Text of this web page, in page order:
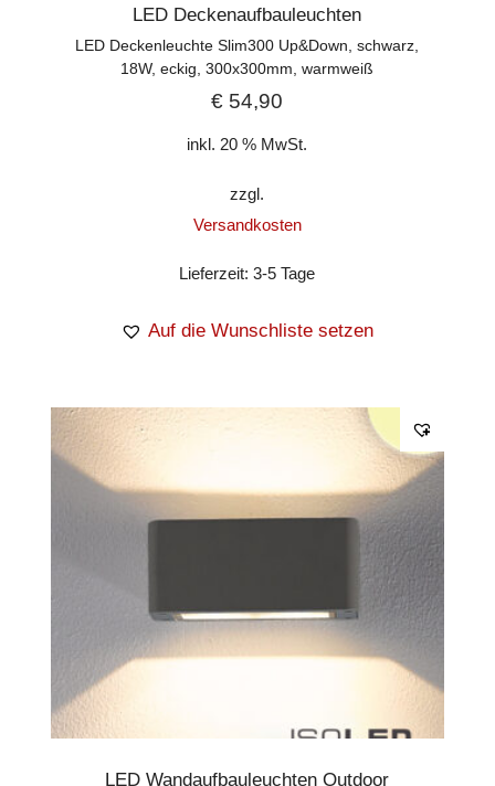
LED Deckenaufbauleuchten
LED Deckenleuchte Slim300 Up&Down, schwarz,
18W, eckig, 300x300mm, warmweiß
€ 54,90
inkl. 20 % MwSt.
zzgl.
Versandkosten
Lieferzeit:3-5 Tage
Auf die Wunschliste setzen
LED Wandaufbauleuchten Outdoor